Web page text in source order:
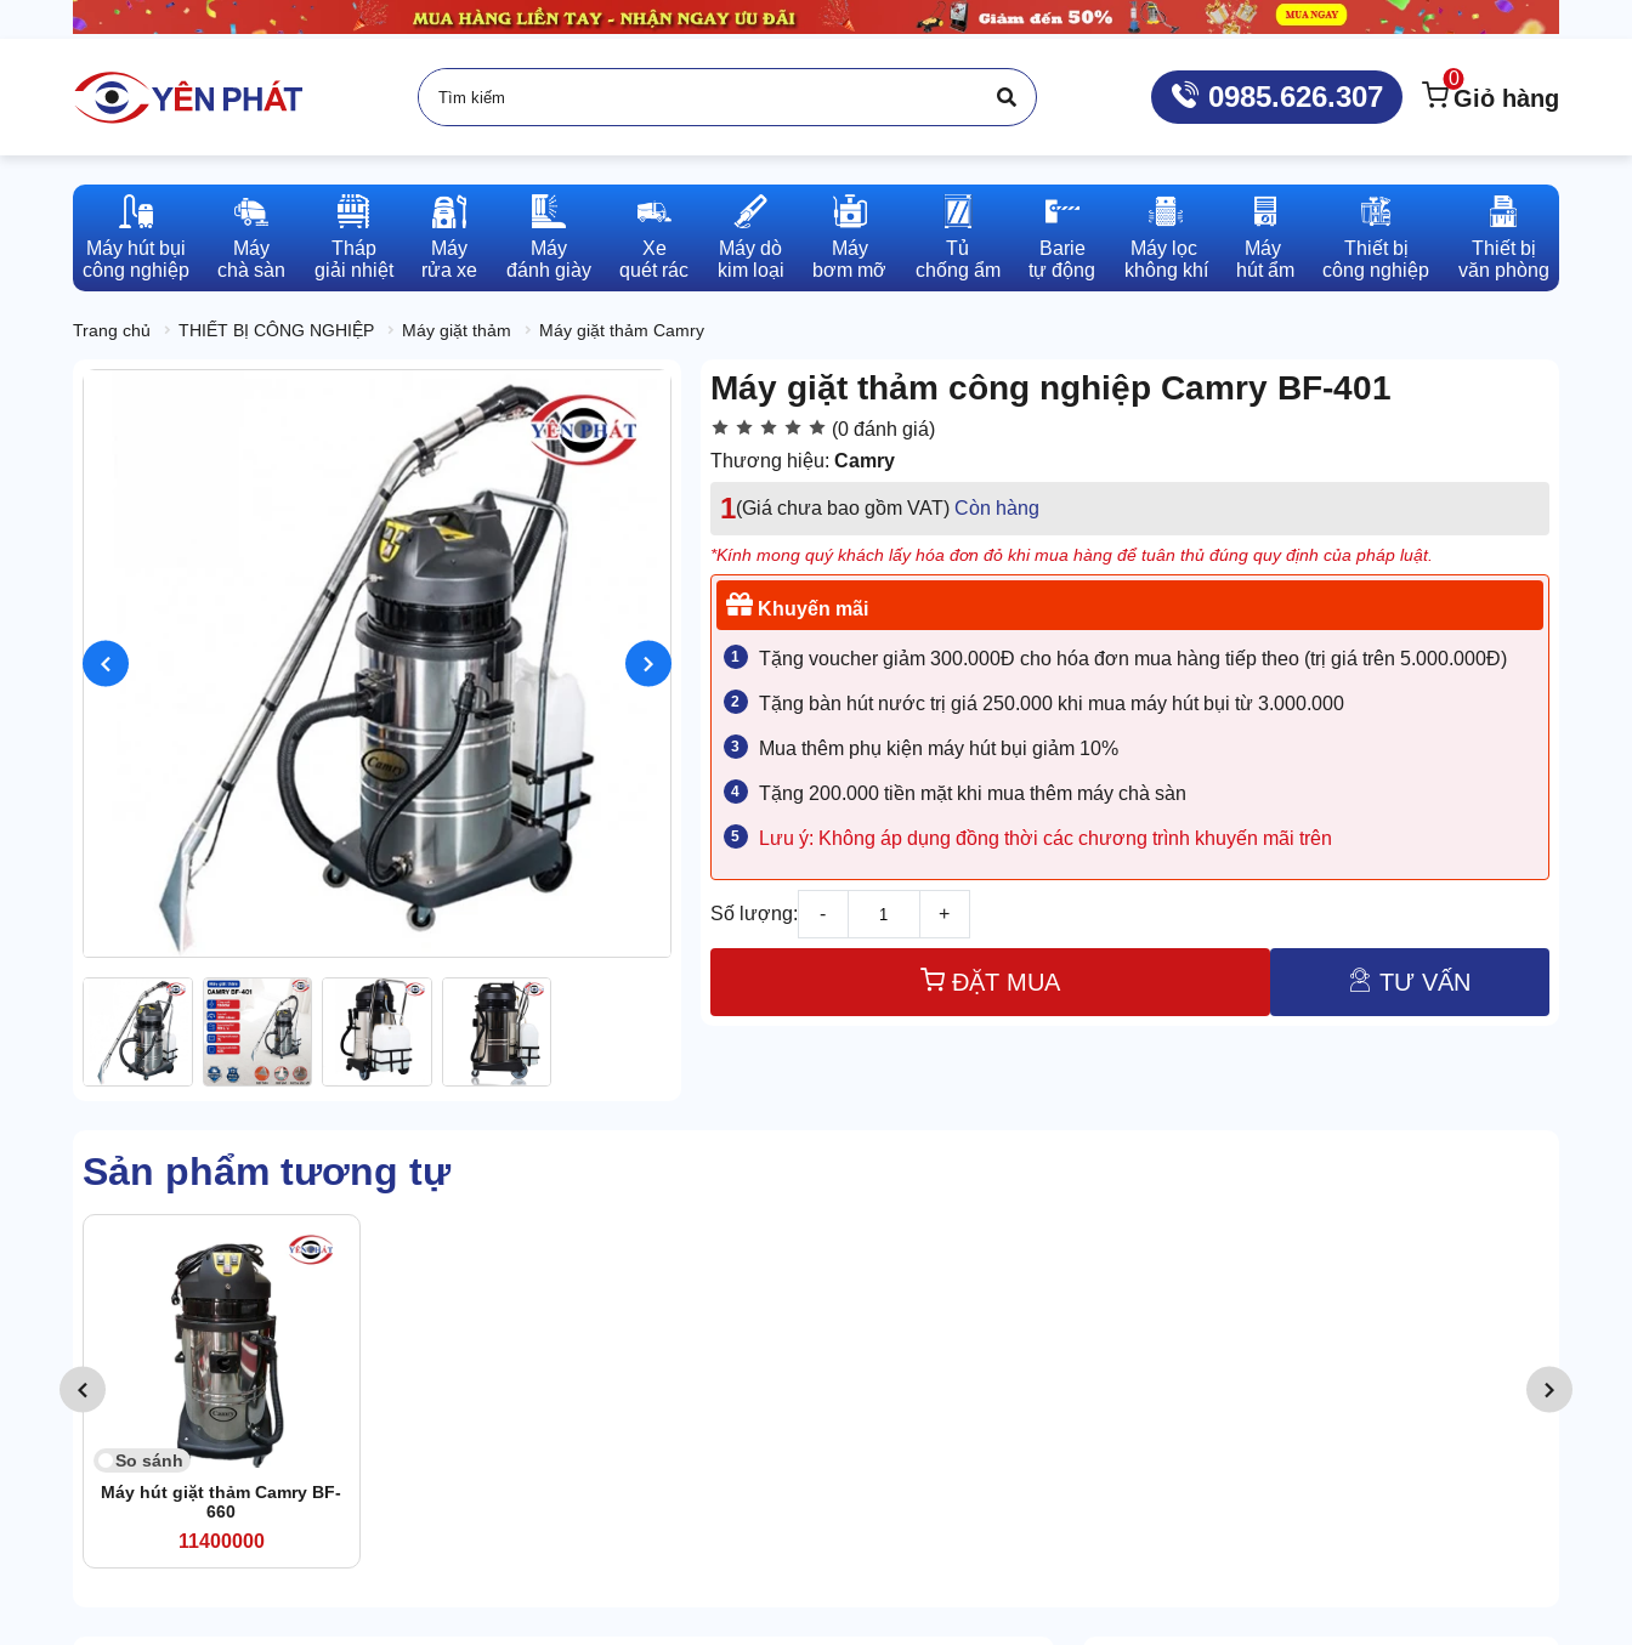
0985.626.307
0
Giỏ hàng
Máy hút bụi
công nghiệp
Máy
chà sàn
Tháp
giải nhiệt
Máy
rửa xe
Máy
đánh giày
Xe
quét rác
Máy dò
kim loại
Máy
bơm mỡ
Tủ
chống ẩm
Barie
tự động
Máy lọc
không khí
Máy
hút ẩm
Thiết bị
công nghiệp
Thiết bị
văn phòng
Trang chủ THIẾT BỊ CÔNG NGHIỆP Máy giặt thảm Máy giặt thảm Camry
Máy giặt thảm công nghiệp Camry BF-401
(0 đánh giá)
Thương hiệu: Camry
1(Giá chưa bao gồm VAT) Còn hàng
*Kính mong quý khách lấy hóa đơn đỏ khi mua hàng để tuân thủ đúng quy định của pháp luật.
Khuyến mãi
Tặng voucher giảm 300.000Đ cho hóa đơn mua hàng tiếp theo (trị giá trên 5.000.000Đ)
Tặng bàn hút nước trị giá 250.000 khi mua máy hút bụi từ 3.000.000
Mua thêm phụ kiện máy hút bụi giảm 10%
Tặng 200.000 tiền mặt khi mua thêm máy chà sàn
Lưu ý: Không áp dụng đồng thời các chương trình khuyến mãi trên
Số lượng: - +
ĐẶT MUA TƯ VẤN
Sản phẩm tương tự
So sánh
Máy hút giặt thảm Camry BF-
660
11400000